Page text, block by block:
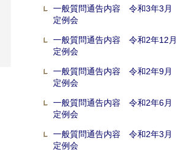
一般質問通告内容 令和3年3月
定例会
一般質問通告内容 令和2年12月
定例会
一般質問通告内容 令和2年9月
定例会
一般質問通告内容 令和2年6月
定例会
一般質問通告内容 令和2年3月
定例会